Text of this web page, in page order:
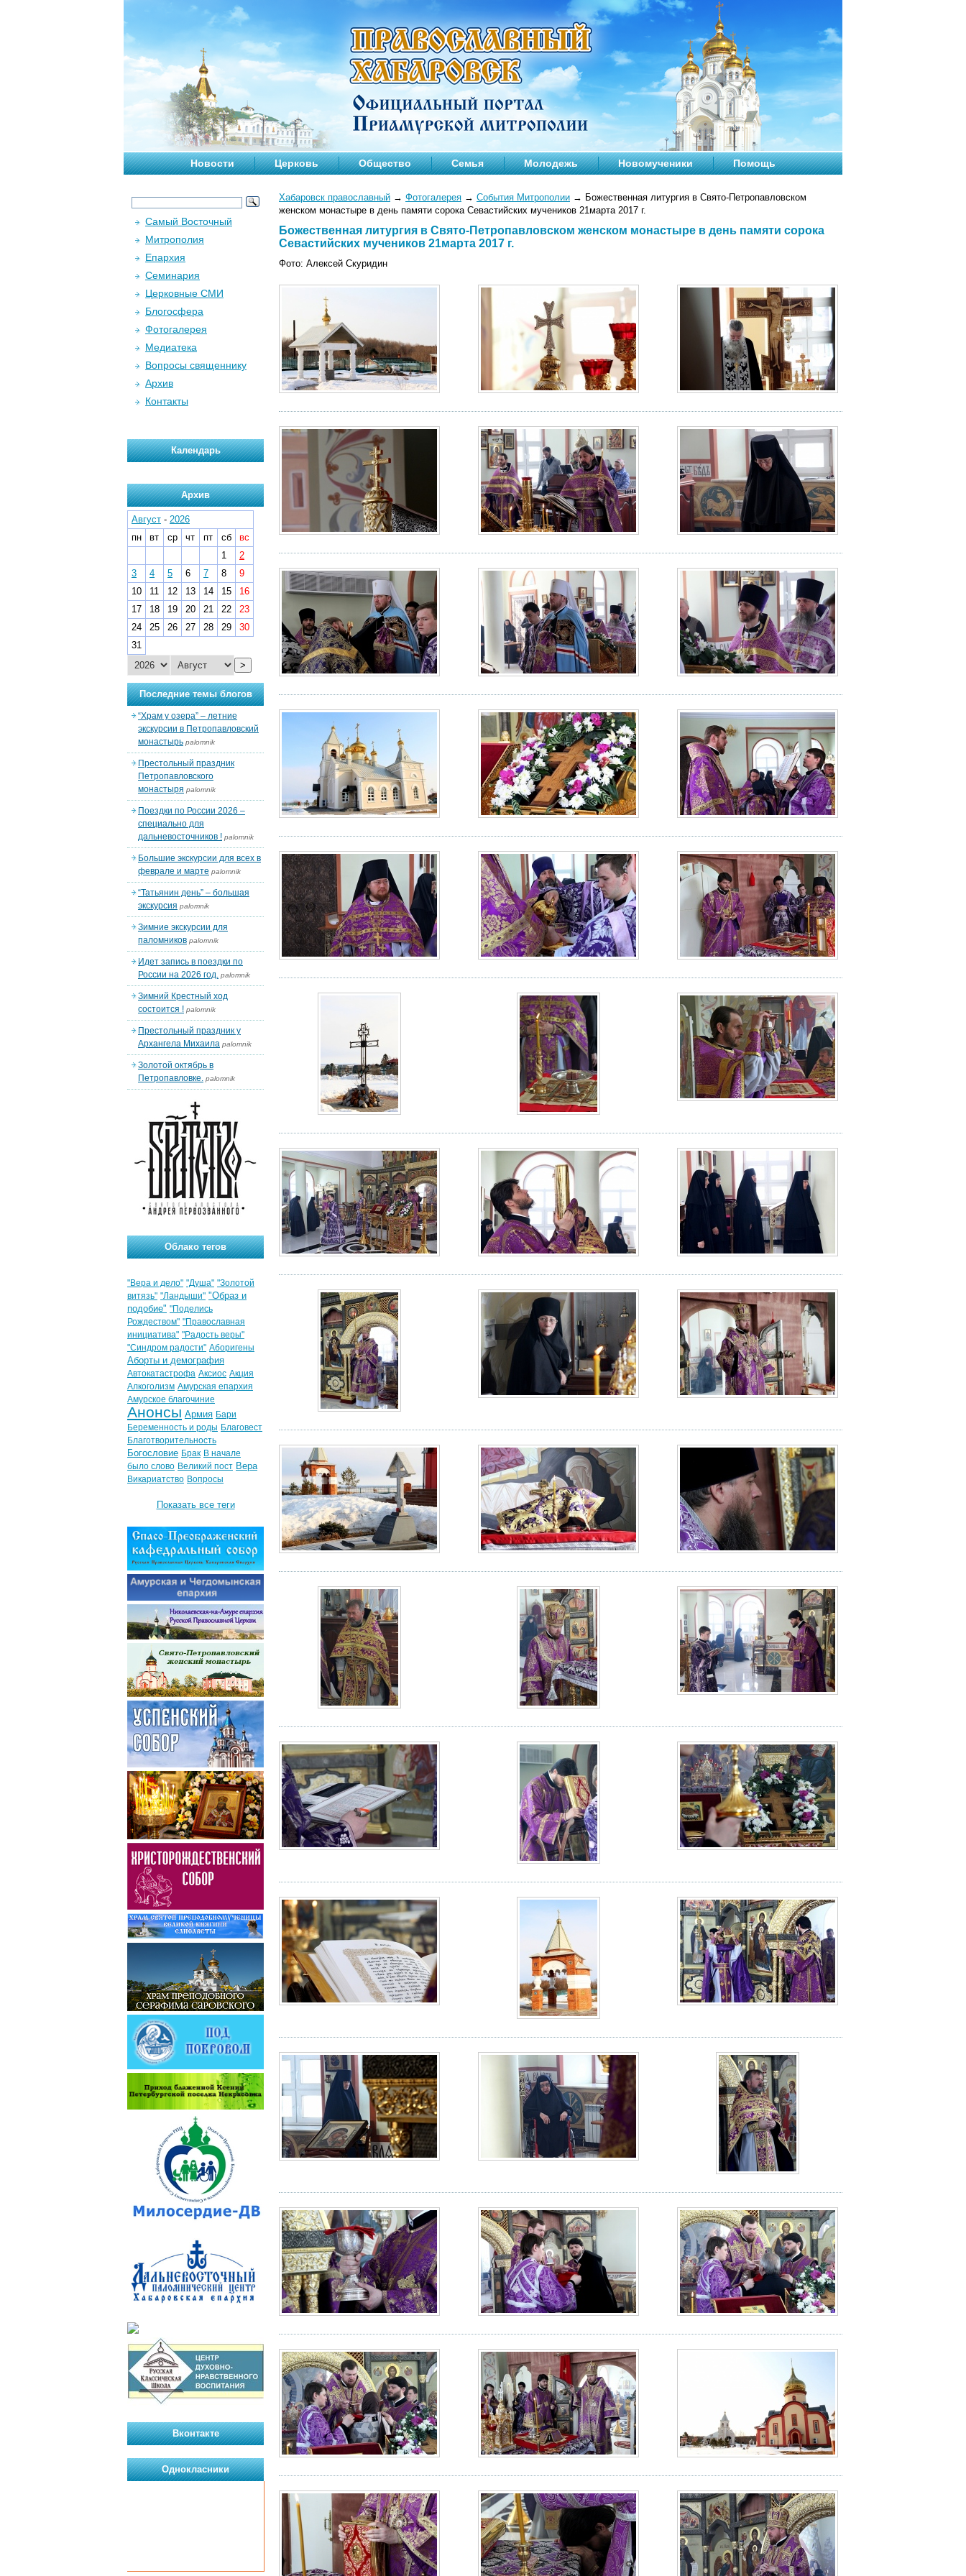
Новости Церковь Общество Семья Молодежь Новомученики Помощь
Хабаровск православный → Фотогалерея → События Митрополии → Божественная литургия в Свято-Петропавловском
женском монастыре в день памяти сорока Севастийских мучеников 21марта 2017 г.
Божественная литургия в Свято-Петропавловском женском монастыре в день памяти сорока
Севастийских мучеников 21марта 2017 г.
Фото: Алексей Скуридин
Самый Восточный
Митрополия
Епархия
Семинария
Церковные СМИ
Блогосфера
Фотогалерея
Медиатека
Вопросы священнику
Архив
Контакты
Календарь
Архив
Август - 2026
пн
вт ср чт пт сб
вс
1
2
3
4 5 6 7 8
9
10
11 12 13 14 15
16
17
18 19 20 21 22
23
24
25 26 27 28 29
30
31
>
Последние темы блогов
“Храм у озера” – летние
экскурсии в Петропавловский
монастырь palomnik
Престольный праздник
Петропавловского
монастыря palomnik
Поездки по России 2026 –
специально для
дальневосточников ! palomnik
Большие экскурсии для всех в
феврале и марте palomnik
“Татьянин день” – большая
экскурсия palomnik
Зимние экскурсии для
паломников palomnik
Идет запись в поездки по
России на 2026 год. palomnik
Зимний Крестный ход
состоится ! palomnik
Престольный праздник у
Архангела Михаила palomnik
Золотой октябрь в
Петропавловке. palomnik
Облако тегов
"Вера и дело" "Душа" "Золотой
витязь" "Ландыши" "Образ и
подобие" "Поделись
Рождеством" "Православная
инициатива" "Радость веры"
"Синдром радости" Аборигены
Аборты и демография
Автокатастрофа Аксиос Акция
Алкоголизм Амурская епархия
Амурское благочиние
Анонсы Армия Бари
Беременность и роды Благовест
Благотворительность
Богословие Брак В начале
было слово Великий пост Вера
Викариатство Вопросы
Показать все теги
Вконтакте
Однокласники